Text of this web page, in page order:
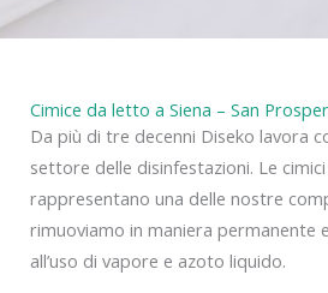
Cimice da letto a Siena – San
Da più di tre decenni Diseko lavora
settore delle disinfestazioni. Le
rappresentano una delle nostre
rimuoviamo in maniera permanente
all’uso di vapore e azoto liquido.